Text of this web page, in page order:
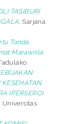
TASIBURI
Sarjana
Tanda
Marawola
(PERSERO)
Universitas